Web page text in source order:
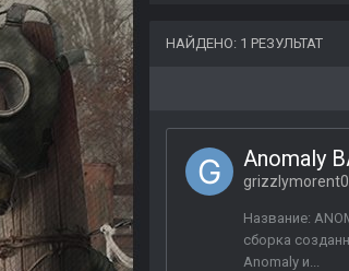
НАЙДЕНО: 1 РЕЗУЛЬТАТ
Anomaly
grizzlymorent0
Название:
сборка
Anomaly и...